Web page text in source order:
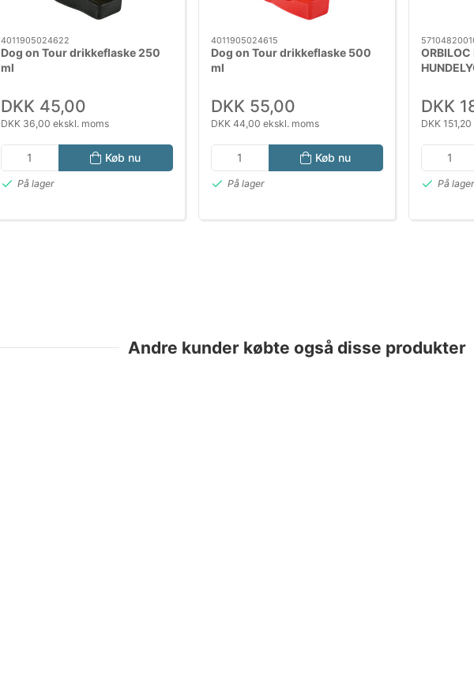
4011905024622
Dog on Tour drikkeflaske 250
ml
DKK 45,00
DKK 36,00 ekskl. moms
Køb nu
På lager
4011905024615
Dog on Tour drikkeflaske 500
ml
DKK 55,00
DKK 44,00 ekskl. moms
Køb nu
På lager
ORBILOC
DKK
DKK
På lager
Andre kunder købte også disse produkter